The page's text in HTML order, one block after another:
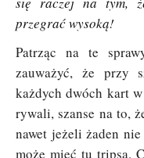
przegrać wysoką!
Patrząc na te
zauważyć, że przy
każdych dwóch kart
rywali, szanse na to,
nawet jeżeli żaden
może mieć tu tripsa.